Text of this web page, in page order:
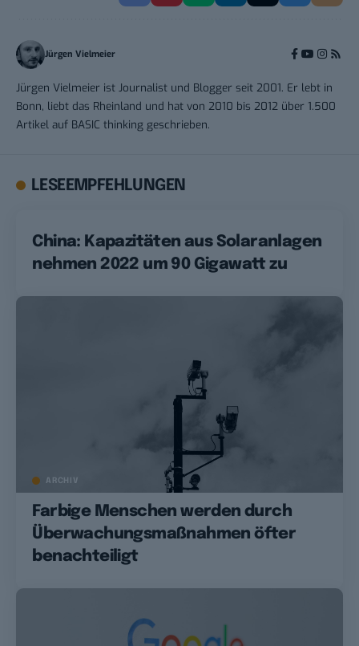
Jürgen Vielmeier
Jürgen Vielmeier ist Journalist und Blogger seit 2001. Er lebt in
Bonn, liebt das Rheinland und hat von 2010 bis 2012 über 1.500
Artikel auf BASIC thinking geschrieben.
LESEEMPFEHLUNGEN
China: Kapazitäten aus Solaranlagen
nehmen 2022 um 90 Gigawatt zu
ARCHIV
Farbige Menschen werden durch
Überwachungsmaßnahmen öfter
benachteiligt